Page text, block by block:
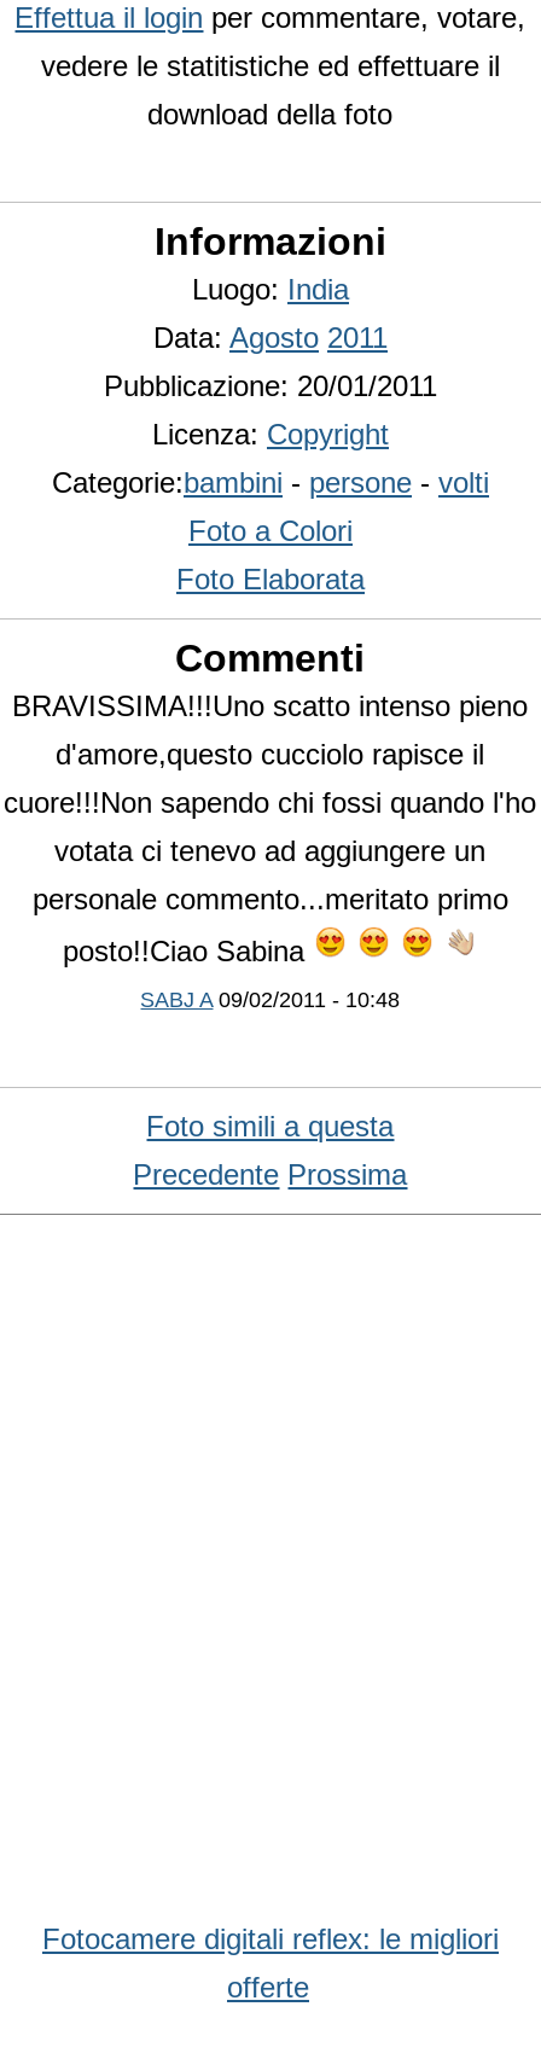
Effettua il login per commentare, votare,
vedere le statitistiche ed effettuare il
download della foto
Informazioni
Luogo: India
Data: Agosto 2011
Pubblicazione: 20/01/2011
Licenza: Copyright
Categorie:bambini - persone - volti
Foto a Colori
Foto Elaborata
Commenti
BRAVISSIMA!!!Uno scatto intenso pieno
d'amore,questo cucciolo rapisce il
cuore!!!Non sapendo chi fossi quando l'ho
votata ci tenevo ad aggiungere un
personale commento...meritato primo
posto!!Ciao Sabina
SABJ A09/02/2011 - 10:48
Foto simili a questa
Precedente Prossima
Fotocamere digitali reflex: le migliori
offerte